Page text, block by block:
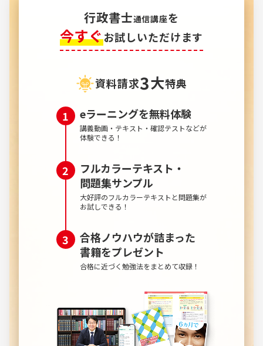
行政書士通信講座を
今すぐお試しいただけます
資料請求3大特典
eラーニングを無料体験
講義動画・テキスト・確認テストなどが
体験できる！
フルカラーテキスト・
問題集サンプル
大好評のフルカラーテキストと問題集が
お試しできる！
合格ノウハウが詰まった
書籍をプレゼント
合格に近づく勉強法をまとめて収録！